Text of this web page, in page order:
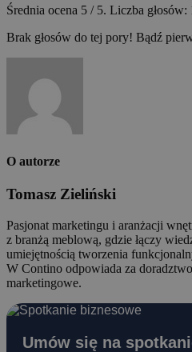
Średnia ocena 5 / 5. Liczba głosów:
Brak głosów do tej pory! Bądź
O autorze
Tomasz Zieliński
Pasjonat marketingu i aranżacji
z branżą meblową, gdzie łączy
umiejętnością tworzenia
W Contino odpowiada za
marketingowe.
Umów się na